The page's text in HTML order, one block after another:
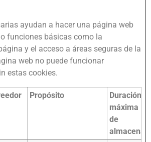
ayudan a hacer una página web
funciones básicas como la
y el acceso a áreas seguras de la
web no puede funcionar
estas cookies.
Propósito
Duración
máxima
de